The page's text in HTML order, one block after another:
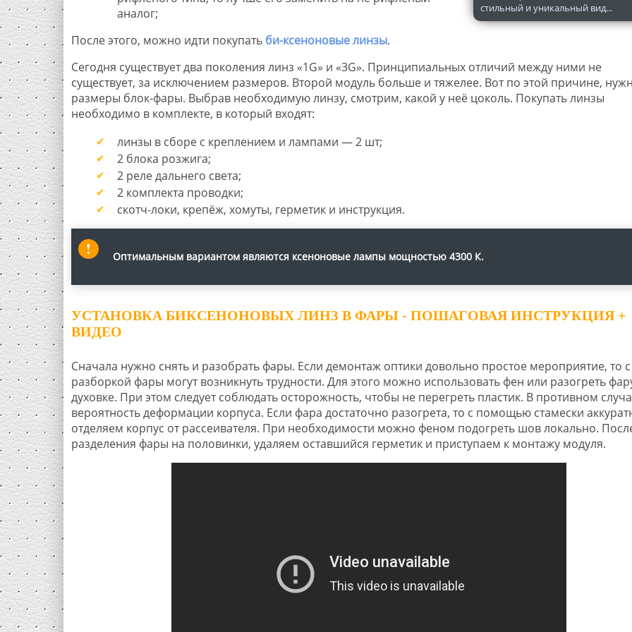
стильный и уникальный вид...
аналог;
После этого, можно идти покупать би-ксеноновые линзы.
Сегодня существует два поколения линз «1G» и «3G». Принципиальных отличий между ними не
существует, за исключением размеров. Второй модуль больше и тяжелее. Вот по этой причине,
размеры блок-фары. Выбрав необходимую линзу, смотрим, какой у неё цоколь. Покупать линзы
необходимо в комплекте, в который входят:
линзы в сборе с креплением и лампами — 2 шт;
2 блока розжига;
2 реле дальнего света;
2 комплекта проводки;
скотч-локи, крепёж, хомуты, герметик и инструкция.
Оптимальным вариантом являются ксеноновые лампы мощностью 4300 К.
УСТАНОВКА БИКСЕНОНОВЫХ ЛИНЗ В ФАРЫ - ПОШАГОВАЯ ИНСТРУКЦИЯ +
ВИДЕО
Сначала нужно снять и разобрать фары. Если демонтаж оптики довольно простое мероприятие, то с
разборкой фары могут возникнуть трудности. Для этого можно использовать фен или разогреть
духовке. При этом следует соблюдать осторожность, чтобы не перегреть пластик. В противном
вероятность деформации корпуса. Если фара достаточно разогрета, то с помощью стамески
отделяем корпус от рассеивателя. При необходимости можно феном подогреть шов локально.
разделения фары на половинки, удаляем оставшийся герметик и приступаем к монтажу модуля.